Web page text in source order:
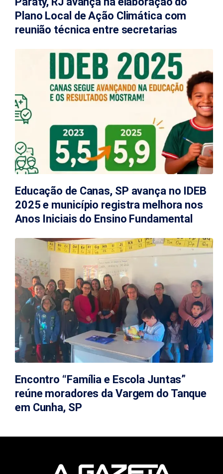
Plano Local de Ação Climática com
reunião técnica entre secretarias
Educação de Canas, SP avança no IDEB
2025 e município registra melhora nos
Anos Iniciais do Ensino Fundamental
Encontro “Família e Escola Juntas”
reúne moradores da Vargem do Tanque
em Cunha, SP